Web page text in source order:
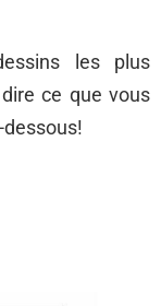
les plus
ce que vous